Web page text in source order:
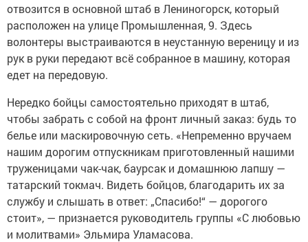
отвозится в основной штаб в Лениногорск, который
расположен на улице Промышленная, 9. Здесь
волонтеры выстраиваются в неустанную вереницу и из
рук в руки передают всё собранное в машину, которая
едет на передовую.
Нередко бойцы самостоятельно приходят в штаб,
чтобы забрать с собой на фронт личный заказ: будь то
белье или маскировочную сеть. «Непременно вручаем
нашим дорогим отпускникам приготовленный нашими
труженицами чак-чак, баурсак и домашнюю лапшу —
татарский токмач. Видеть бойцов, благодарить их за
службу и слышать в ответ: „Спасибо!“ — дорогого
стоит», — признается руководитель группы «С любовью
и молитвами» Эльмира Уламасова.